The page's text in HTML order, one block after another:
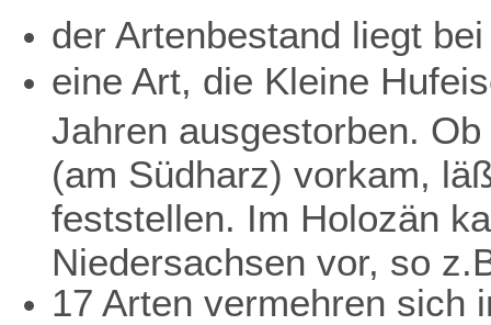
der Artenbestand liegt
eine Art, die Kleine
Jahren ausgestorben.
(am Südharz) vorkam,
feststellen. Im Holozän
Niedersachsen vor, so
17 Arten vermehren sich